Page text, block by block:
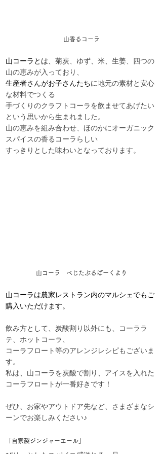
山香るコーラ
山コーラとは、 菊炭、ゆず、米、生姜、四つの
山の恵みが入っており、
生産者さんがお子さんたちに地元の素材と安心
な材料でつくる
手づくりのクラフトコーラを飲ませてあげたい
という思いから生まれました。
山の恵みを組み合わせ、ほのかにオーガニック
スパイスの香るコーラらしい
すっきりとした味わいとなっております。
山コーラ　べじたぶるぱーくより
山コーラは農家レストラン内のマルシェでもご
購入いただけます。
飲み方として、炭酸割り以外にも、
コーララ
テ、ホットコーラ、
コーラフロート等のアレンジレシピもございま
す。
私は、山コーラを炭酸で割り、アイスを入れた
コーラフロートが一番好きです！
ぜひ、お家やアウトドア先など、さまざまなシ
ーンでお楽しみください♪
「自家製ジンジャーエール」